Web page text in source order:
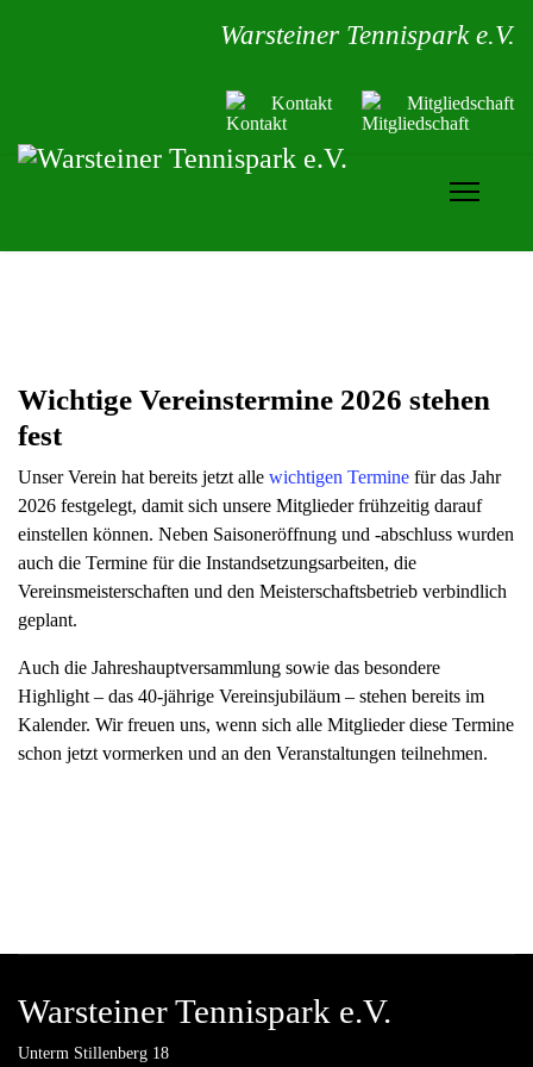
Warsteiner Tennispark e.V.
Kontakt Mitgliedschaft
Wichtige Vereinstermine 2026 stehen
fest
Unser Verein hat bereits jetzt alle wichtigen Termine für das Jahr
2026 festgelegt, damit sich unsere Mitglieder frühzeitig darauf
einstellen können. Neben Saisoneröffnung und -abschluss wurden
auch die Termine für die Instandsetzungsarbeiten, die
Vereinsmeisterschaften und den Meisterschaftsbetrieb verbindlich
geplant.
Auch die Jahreshauptversammlung sowie das besondere
Highlight – das 40-jährige Vereinsjubiläum – stehen bereits im
Kalender. Wir freuen uns, wenn sich alle Mitglieder diese Termine
schon jetzt vormerken und an den Veranstaltungen teilnehmen.
Warsteiner Tennispark e.V.
Unterm Stillenberg 18